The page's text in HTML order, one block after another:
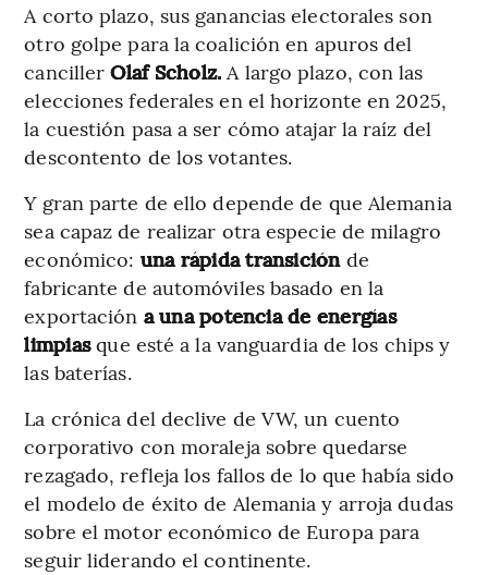
A corto plazo, sus ganancias electorales son
otro golpe para la coalición en apuros del
cancillerOlaf Scholz. A largo plazo, con las
elecciones federales en el horizonte en 2025,
la cuestión pasa a ser cómo atajar la raíz del
descontento de los votantes.
Y gran parte de ello depende de que Alemania
sea capaz de realizar otra especie de milagro
económico: una rápida transición de
fabricante de automóviles basado en la
exportación a una potencia de energías
limpiasque esté a la vanguardia de los chips y
las baterías.
La crónica del declive de VW, un cuento
corporativo con moraleja sobre quedarse
rezagado, refleja los fallos de lo que había sido
el modelo de éxito de Alemania y arroja dudas
sobre el motor económico de Europa para
seguir liderando el continente.